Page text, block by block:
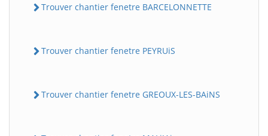
Trouver chantier fenetre BARCELONNETTE
Trouver chantier fenetre PEYRUiS
Trouver chantier fenetre GREOUX-LES-BAiNS